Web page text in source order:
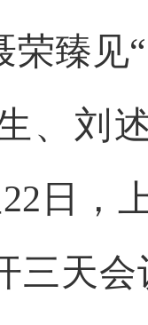
荣臻见
、刘
22 日，
三天